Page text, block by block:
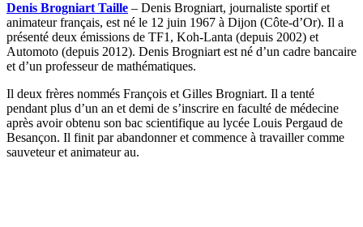
Denis Brogniart Taille – Denis Brogniart, journaliste sportif et
animateur français, est né le 12 juin 1967 à Dijon (Côte-d’Or). Il a
présenté deux émissions de TF1, Koh-Lanta (depuis 2002) et
Automoto (depuis 2012). Denis Brogniart est né d’un cadre bancaire
et d’un professeur de mathématiques.
Il deux frères nommés François et Gilles Brogniart. Il a tenté
pendant plus d’un an et demi de s’inscrire en faculté de médecine
après avoir obtenu son bac scientifique au lycée Louis Pergaud de
Besançon. Il finit par abandonner et commence à travailler comme
sauveteur et animateur au.